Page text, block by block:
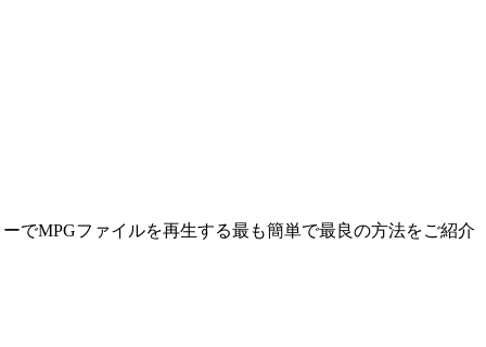
でMPGファイルを再生する最も簡単で最良の方法をご紹介